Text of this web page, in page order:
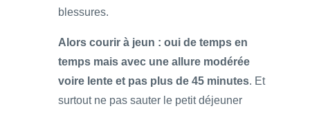
blessures.
Alors courir à jeun : oui de temps en
temps mais avec une allure modérée
voire lente et pas plus de 45 minutes. Et
surtout ne pas sauter le petit déjeuner